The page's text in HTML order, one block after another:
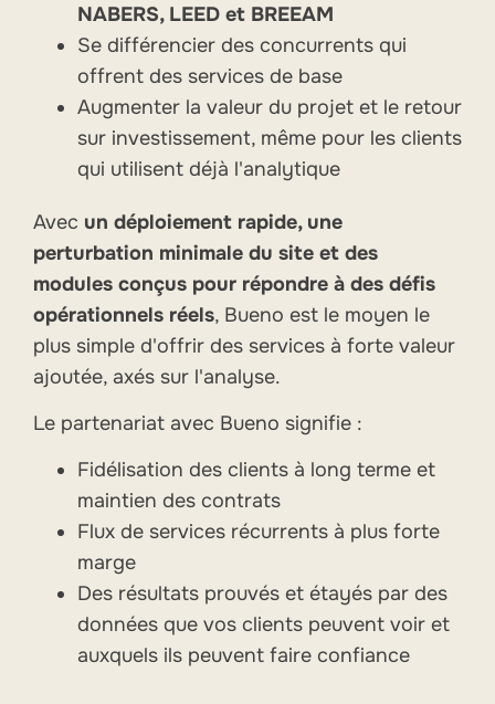
NABERS, LEED et BREEAM
Se différencier des concurrents qui
offrent des services de base
Augmenter la valeur du projet et le retour
sur investissement, même pour les clients
qui utilisent déjà l'analytique
Avec un déploiement rapide, une
perturbation minimale du site et des
modules conçus pour répondre à des défis
opérationnels réels, Bueno est le moyen le
plus simple d'offrir des services à forte valeur
ajoutée, axés sur l'analyse.
Le partenariat avec Bueno signifie :
Fidélisation des clients à long terme et
maintien des contrats
Flux de services récurrents à plus forte
marge
Des résultats prouvés et étayés par des
données que vos clients peuvent voir et
auxquels ils peuvent faire confiance